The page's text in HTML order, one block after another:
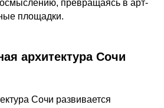
превращаясь в арт-
площадки.
архитектура Сочи
Сочи развивается